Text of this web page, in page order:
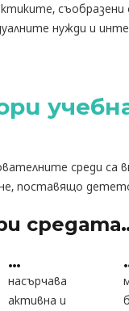
нужди и
среди са
поставящо
…
насърчава
активна и